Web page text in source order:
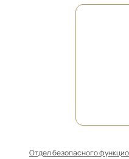
Отдел безопасного